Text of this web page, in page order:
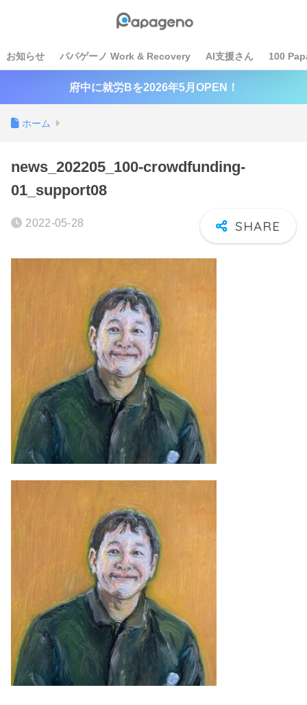
お知らせ パパゲーノ Work & Recovery AI支援さん 100
府中に就労Bを2026年5月OPEN！
ホーム
news_202205_100-crowdfunding-
01_support08
2022-05-28